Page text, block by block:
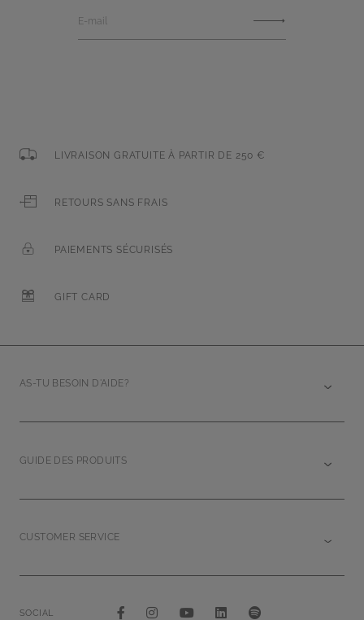
E-mail
LIVRAISON GRATUITE À PARTIR DE 250 €
RETOURS SANS FRAIS
PAIEMENTS SÉCURISÉS
GIFT CARD
AS-TU BESOIN D'AIDE?
GUIDE DES PRODUITS
CUSTOMER SERVICE
SOCIAL